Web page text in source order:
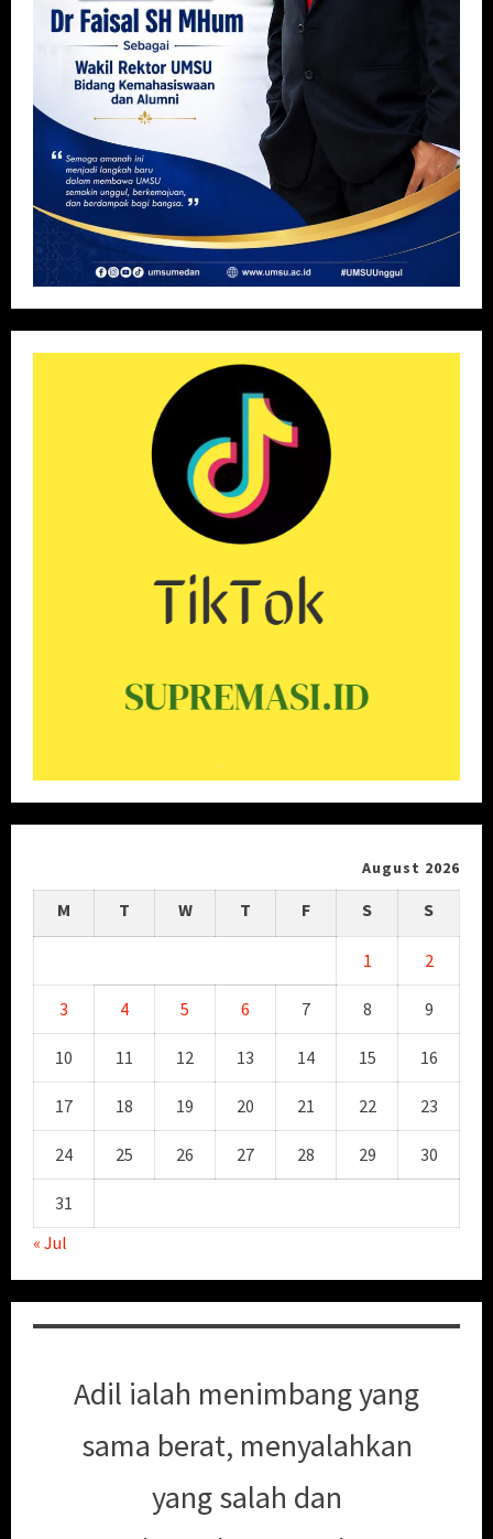
August 2026
M T W T F S S
1 2
3 4 5 6 7 8 9
10 11 12 13 14 15 16
17 18 19 20 21 22 23
24 25 26 27 28 29 30
31
« Jul
Adil ialah menimbang yang
sama berat, menyalahkan
yang salah dan